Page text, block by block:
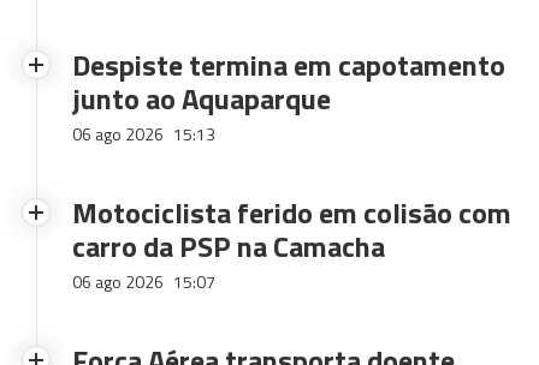
Despiste termina em capotamento
junto ao Aquaparque
06 ago 2026 15:13
Motociclista ferido em colisão com
carro da PSP na Camacha
06 ago 2026 15:07